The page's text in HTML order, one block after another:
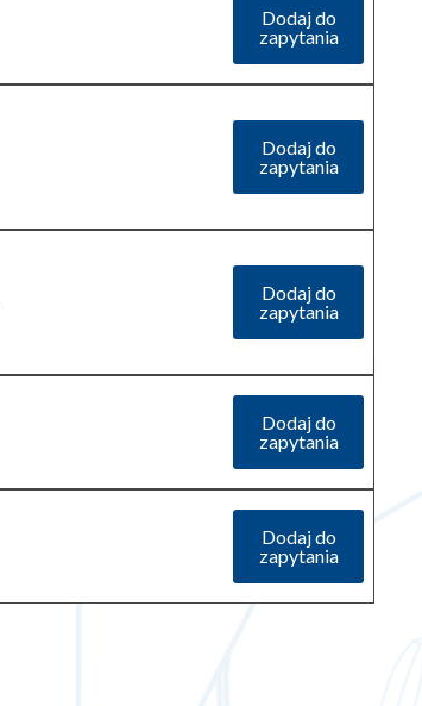
Dodaj do
zapytania
Dodaj do
zapytania
Dodaj do
zapytania
Dodaj do
zapytania
Dodaj do
zapytania